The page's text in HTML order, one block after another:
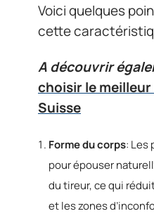
Voici quelques
cette
A découvrir
choisir le
Suisse
Forme du corps: Les
pour épouser
du tireur, ce qui
et les zones